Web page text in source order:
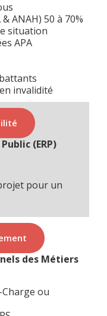
ANAH) 50 à 70%
situation
APA
invalidité
(ERP)
pour un
des Métiers
ou